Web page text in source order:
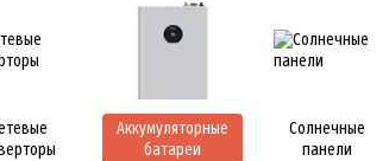
Аккумуляторные
батареи
Солнечные
панели